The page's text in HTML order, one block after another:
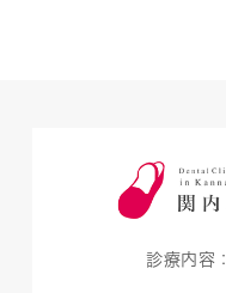
診療内容：